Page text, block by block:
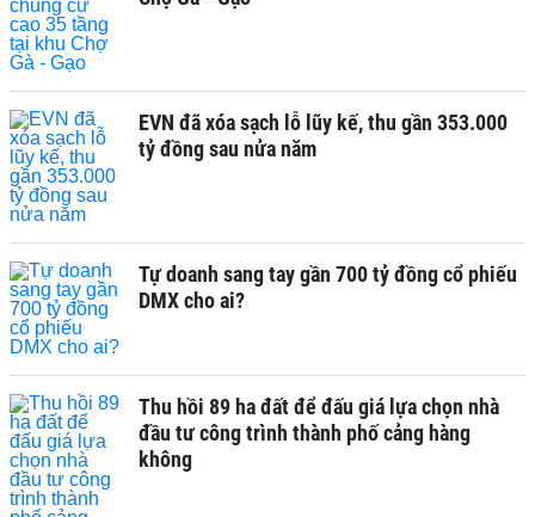
EVN đã xóa sạch lỗ lũy kế, thu gần 353.000
tỷ đồng sau nửa năm
Tự doanh sang tay gần 700 tỷ đồng cổ phiếu
DMX cho ai?
Thu hồi 89 ha đất để đấu giá lựa chọn nhà
đầu tư công trình thành phố cảng hàng
không